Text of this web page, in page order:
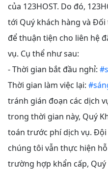
của 123HOST. Do đó,
tới Quý khách hàng và
để thuận tiện cho liên hệ
vụ. Cụ thể như sau:
- Thời gian bắt đầu nghỉ: #
Thời gian làm việc lại: #
tránh gián đoạn các dịch
trong thời gian này, Quý
toán trước phí dịch vụ.
chúng tôi vẫn thực hiện
trường hợp khẩn cấp, Quý